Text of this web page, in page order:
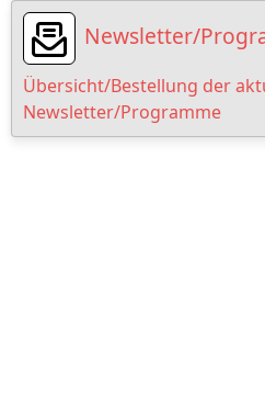
Newsletter/
Übersicht/Bestellung der
Newsletter/Programme